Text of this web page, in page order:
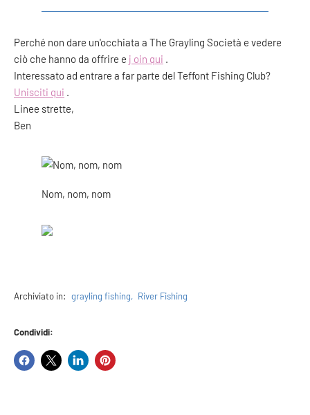
Perché non dare un'occhiata a The Grayling Società e vedere
ciò che hanno da offrire e j oin qui
Interessato ad entrare a far parte del Teffont Fishing Club?
Unisciti qui
Linee strette,
Ben
Nom, nom, nom
Archiviato in: grayling fishing, River Fishing
Condividi:
CondividiCondividiCondividi
Crea